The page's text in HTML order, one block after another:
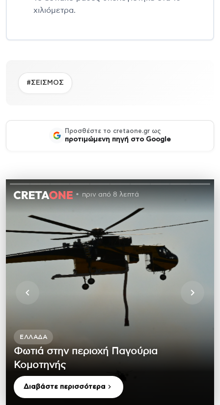
χιλιόμετρα.
#ΣΕΙΣΜΟΣ
Προσθέστε το cretaone.gr ως
προτιμώμενη πηγή στο Google
πριν από 8 λεπτά
ΕΛΛΆΔΑ
Φωτιά στην περιοχή Παγούρια
Κομοτηνής
Διαβάστε περισσότερα